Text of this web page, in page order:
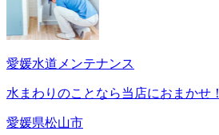
愛媛水道メンテナンス
水まわりのことなら当店におまかせ！
愛媛県松山市